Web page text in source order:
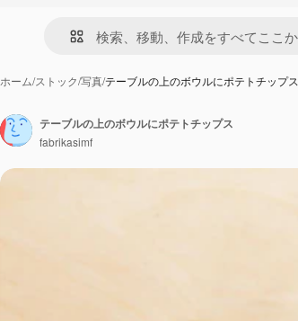
ホーム/ストック/写真/テーブルの上のボウルにポテトチップス
テーブルの上のボウルにポテトチップス
fabrikasimf